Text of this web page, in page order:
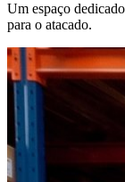
Um espaço
para o atacado.